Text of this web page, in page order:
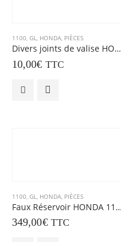
1100, GL, HONDA, PIÈCES
Divers joints de valise HONDA 1100 GL
10,00€ TTC
1100 GL HONDA PIÈCES
Faux Réservoir HONDA 1100 GL
349,00€ TTC